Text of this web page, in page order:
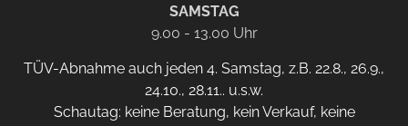
SAMSTAG
9.00 - 13.00 Uhr
TÜV-Abnahme auch jeden 4. Samstag, z.B. 22.8., 26.9.,
24.10., 28.11.. u.s.w.
Schautag: keine Beratung, kein Verkauf, keine